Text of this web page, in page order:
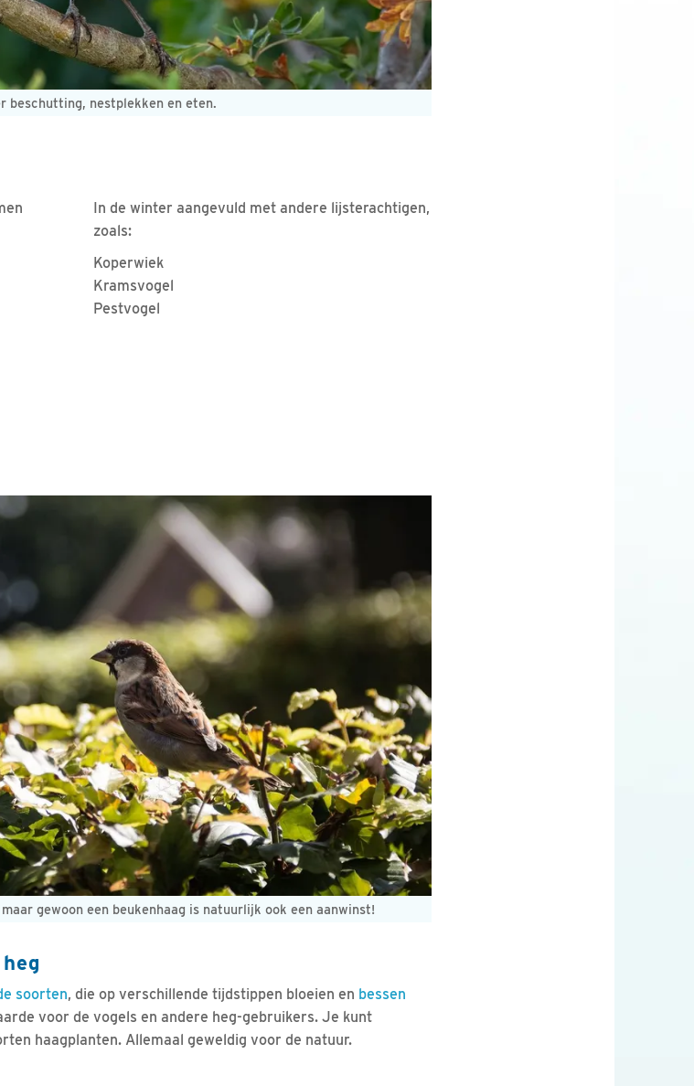
beschutting, nestplekken en eten.
In de winter aangevuld met andere lijsterachtigen,
zoals:
Koperwiek
Kramsvogel
Pestvogel
gewoon een beukenhaag is natuurlijk ook een aanwinst!
soorten, die op verschillende tijdstippen bloeien en bessen
voor de vogels en andere heg-gebruikers. Je kunt
haagplanten. Allemaal geweldig voor de natuur.